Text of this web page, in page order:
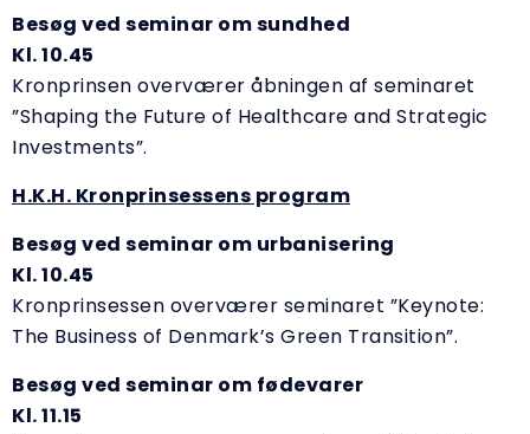
Besøg ved seminar om sundhed
Kl. 10.45
Kronprinsen overværer åbningen af seminaret
”Shaping the Future of Healthcare and Strategic
Investments”.
H.K.H. Kronprinsessens program
Besøg ved seminar om urbanisering
Kl. 10.45
Kronprinsessen overværer seminaret ”Keynote:
The Business of Denmark’s Green Transition”.
Besøg ved seminar om fødevarer
Kl. 11.15